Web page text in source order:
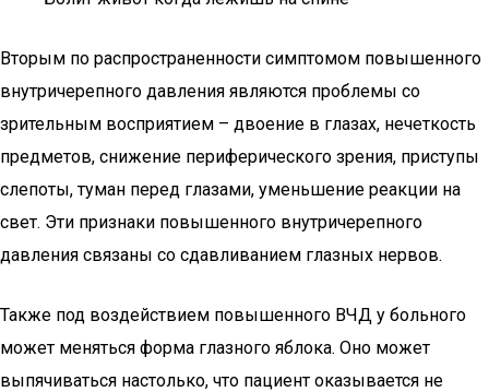
Вторым по распространенности симптомом повышенного
внутричерепного давления являются проблемы со
зрительным восприятием – двоение в глазах, нечеткость
предметов, снижение периферического зрения, приступы
слепоты, туман перед глазами, уменьшение реакции на
свет. Эти признаки повышенного внутричерепного
давления связаны со сдавливанием глазных нервов.
Также под воздействием повышенного ВЧД у больного
может меняться форма глазного яблока. Оно может
выпячиваться настолько, что пациент оказывается не